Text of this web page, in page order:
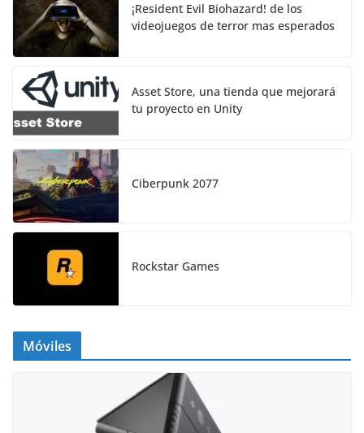
¡Resident Evil Biohazard! de los
videojuegos de terror mas esperados
Asset Store, una tienda que mejorará
tu proyecto en Unity
Ciberpunk 2077
Rockstar Games
Móviles